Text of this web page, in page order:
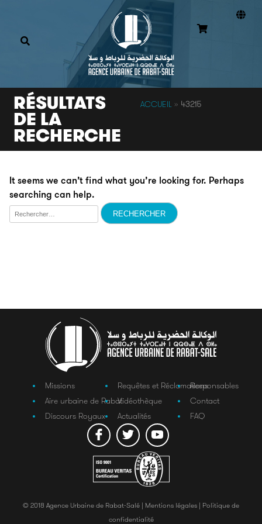
RÉSULTATS
DE LA
RECHERCHE
ACCUEIL » 43215
It seems we can’t find what you’re looking for. Perhaps
searching can help.
Rechercher :
Missions
Aire urbaine de Rabat
Discours Royaux
Requêtes et Réclamations
Vidéothèque
Actualités
Responsables
Contact
FAQ
© 2018 Agence Urbaine de Rabat-Salé | Mentions légales | Politique de
confidentialité